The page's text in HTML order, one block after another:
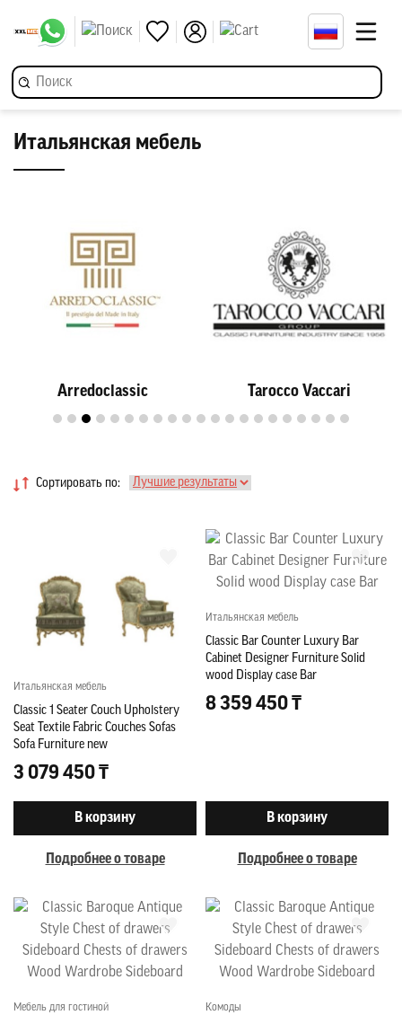
Итальянская мебель
Arredoclassic Tarocco Vaccari
Сортировать по:
Итальянская мебель
Classic 1 Seater Couch Upholstery
Seat Textile Fabric Couches Sofas
Sofa Furniture new
3 079 450 ₸
В корзину
Подробнее о товаре
Итальянская мебель
Classic Bar Counter Luxury Bar
Cabinet Designer Furniture Solid
wood Display case Bar
8 359 450 ₸
В корзину
Подробнее о товаре
Мебель для гостиной Комоды